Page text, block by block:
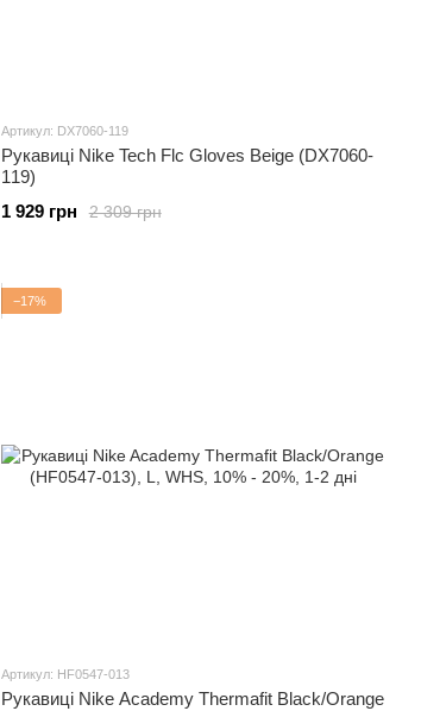
Артикул: DX7060-119
Рукавиці Nike Tech Flc Gloves Beige (DX7060-
119)
2 309 грн
1 929 грн
−17%
Артикул: HF0547-013
Рукавиці Nike Academy Thermafit Black/Orange